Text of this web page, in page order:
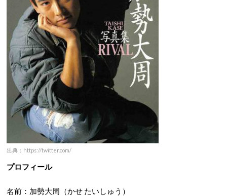
出典：https://twitter.com/
プロフィール
名前：加勢大周（かせ たいしゅう）